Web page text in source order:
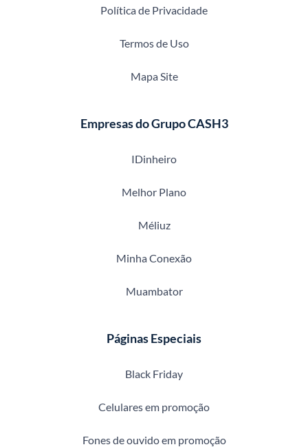
Política de Privacidade
Termos de Uso
Mapa Site
Empresas do Grupo CASH3
IDinheiro
Melhor Plano
Méliuz
Minha Conexão
Muambator
Páginas Especiais
Black Friday
Celulares em promoção
Fones de ouvido em promoção